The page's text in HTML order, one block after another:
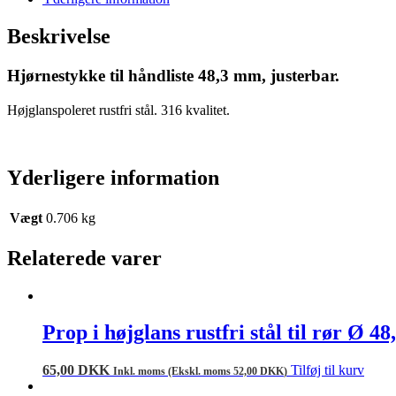
Beskrivelse
Hjørnestykke til håndliste 48,3 mm, justerbar.
Højglanspoleret rustfri stål. 316 kvalitet.
Yderligere information
Vægt 0.706 kg
Relaterede varer
Prop i højglans rustfri stål til rør Ø
65,00 DKK Inkl. moms (Ekskl. moms 52,00 DKK) Tilføj til kurv